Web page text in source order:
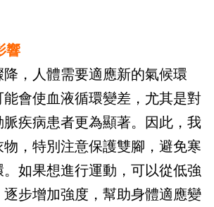
響
降，人體需要適應新的氣候環
會使血液循環變差，尤其是對
疾病患者更為顯著。因此，我
，特別注意保護雙腳，避免寒
如果想進行運動，可以從低強
逐步增加強度，幫助身體適應變